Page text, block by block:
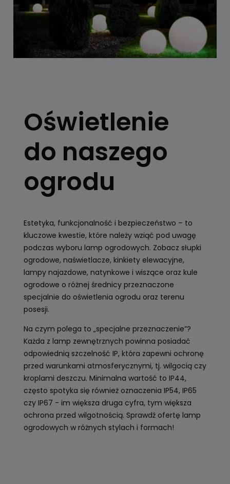
Kule, latarnie
ogrodowe, girlandy
Oświetlenie
do naszego
ogrodu
Estetyka, funkcjonalność i bezpieczeństwo – to
kluczowe kwestie, które należy wziąć pod uwagę
podczas wyboru lamp ogrodowych. Zobacz słupki
ogrodowe, naświetlacze, kinkiety elewacyjne,
lampy najazdowe, natynkowe i wiszące oraz kule
ogrodowe o różnej średnicy przeznaczone
specjalnie do oświetlenia ogrodu oraz terenu
posesji.
Na czym polega to „specjalne przeznaczenie”?
Każda z lamp zewnętrznych powinna posiadać
odpowiednią szczelność IP, która zapewni ochronę
przed warunkami atmosferycznymi, tj. wilgocią czy
kroplami deszczu. Minimalna wartość to IP44,
często spotyka się również oznaczenia IP54, IP65
czy IP67 - im większa druga cyfra, tym większa
ochrona przed wilgotnością. Sprawdź ofertę lamp
ogrodowych w różnych stylach i formach!